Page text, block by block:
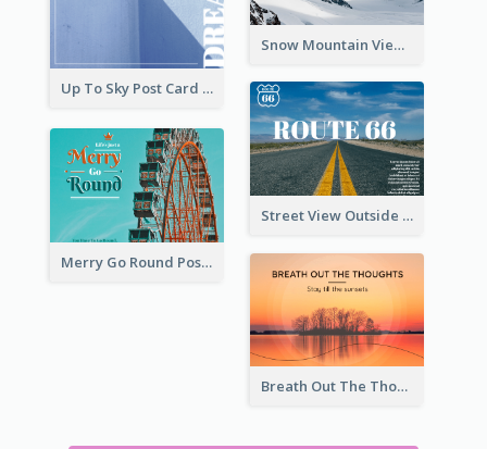
Up To Sky Post Card
Snow Mountain View Post Card
Street View Outside The City Post Card
Merry Go Round Post Card
Breath Out The Thoughts Post Card